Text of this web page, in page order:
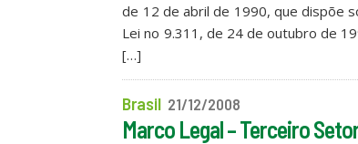
de 12 de abril de 1990, que dispõe
Lei no 9.311, de 24 de outubro de
[…]
Brasil 21/12/2008
Marco Legal – Terceiro